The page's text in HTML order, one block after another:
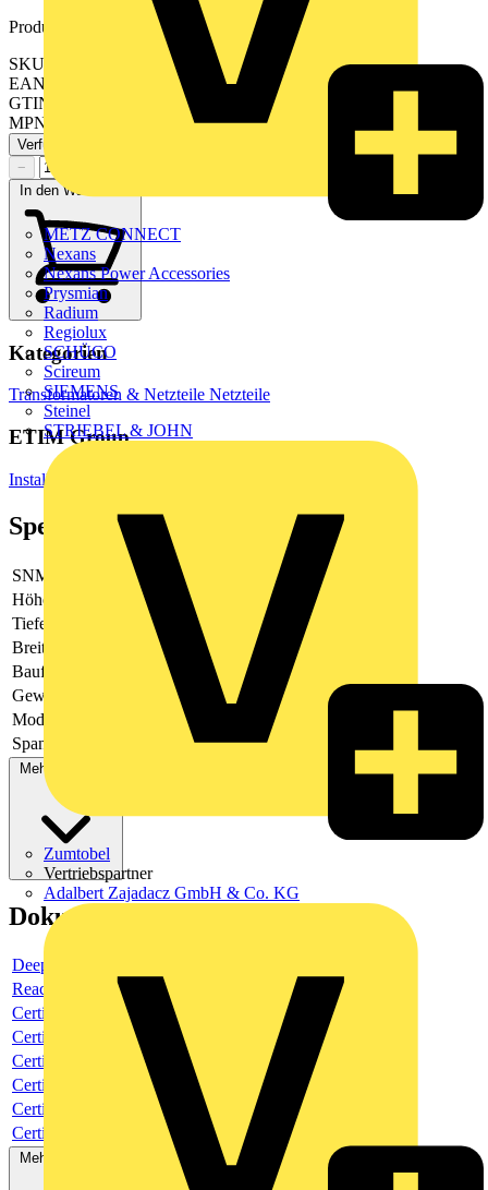
METZ CONNECT
Nexans
Nexans Power Accessories
Prysmian
Radium
Regiolux
SCHÜCO
Scireum
SIEMENS
Steinel
STRIEBEL & JOHN
Zumtobel
Vertriebspartner
Adalbert Zajadacz GmbH & Co. KG
Produktkennzeichen
SKU: SMT1500RMI2U
EAN: 0731304284758
GTIN: 0731304284758
MPN: SMT1500RMI2U
Verfügbar: 1 Händler
−
In den Warenkorb
Kategorien
Transformatoren & Netzteile Netzteile
ETIM Group
Installationsmaterial Kommunikationsnetze DNT/FNT
Spezifikationen
SNMP
Nein
Höhe
Tiefe
Breite
Bauform
482,6 mm (19 Zoll)-Gerät
Gewicht
Modular
Spannungsart
Mehr anzeigen
Dokumente
Deeplink product page
Reach Declaration URL
Certificate
Certificate
Certificate
Certificate
Certificate
Certificate
Mehr anzeigen